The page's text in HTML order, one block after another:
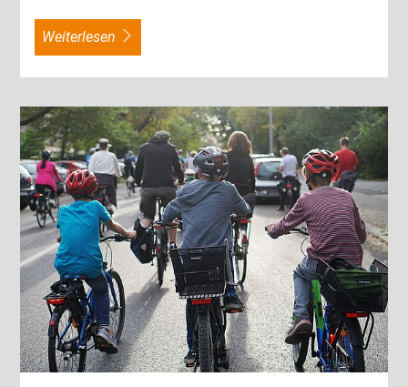
weiterlesen